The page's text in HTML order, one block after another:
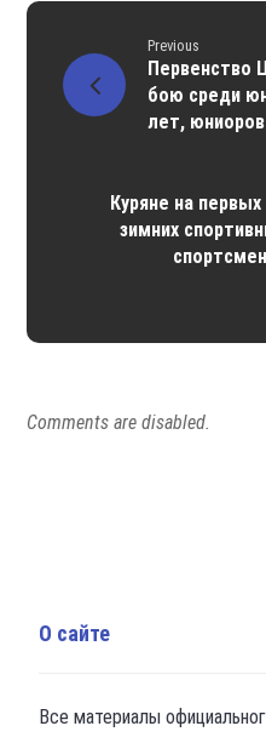
Previous
Первенство
бою среди
лет,
Куряне на
зимних
Comments are disabled.
О сайте
Все материалы